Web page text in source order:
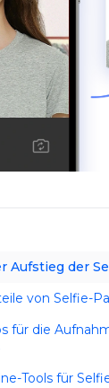
Aufstieg der
von Selfie-
für die
Tools für